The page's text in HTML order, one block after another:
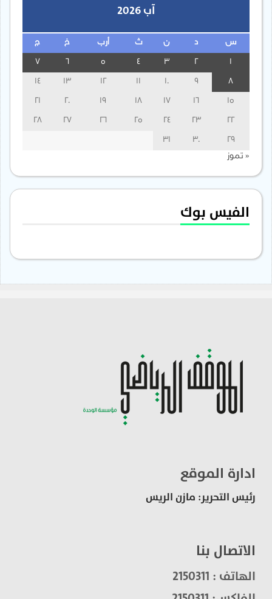
آب 2026
س ن ث أرب خ ج
3
13
14
15
16
17
18
19
20
21
22
23
24
25
26
27
28
29
30
31
« تموز
الفيس بوك
ادارة الموقع
رئيس التحرير: مازن الريس
الاتصال بنا
الهاتف : 2150311